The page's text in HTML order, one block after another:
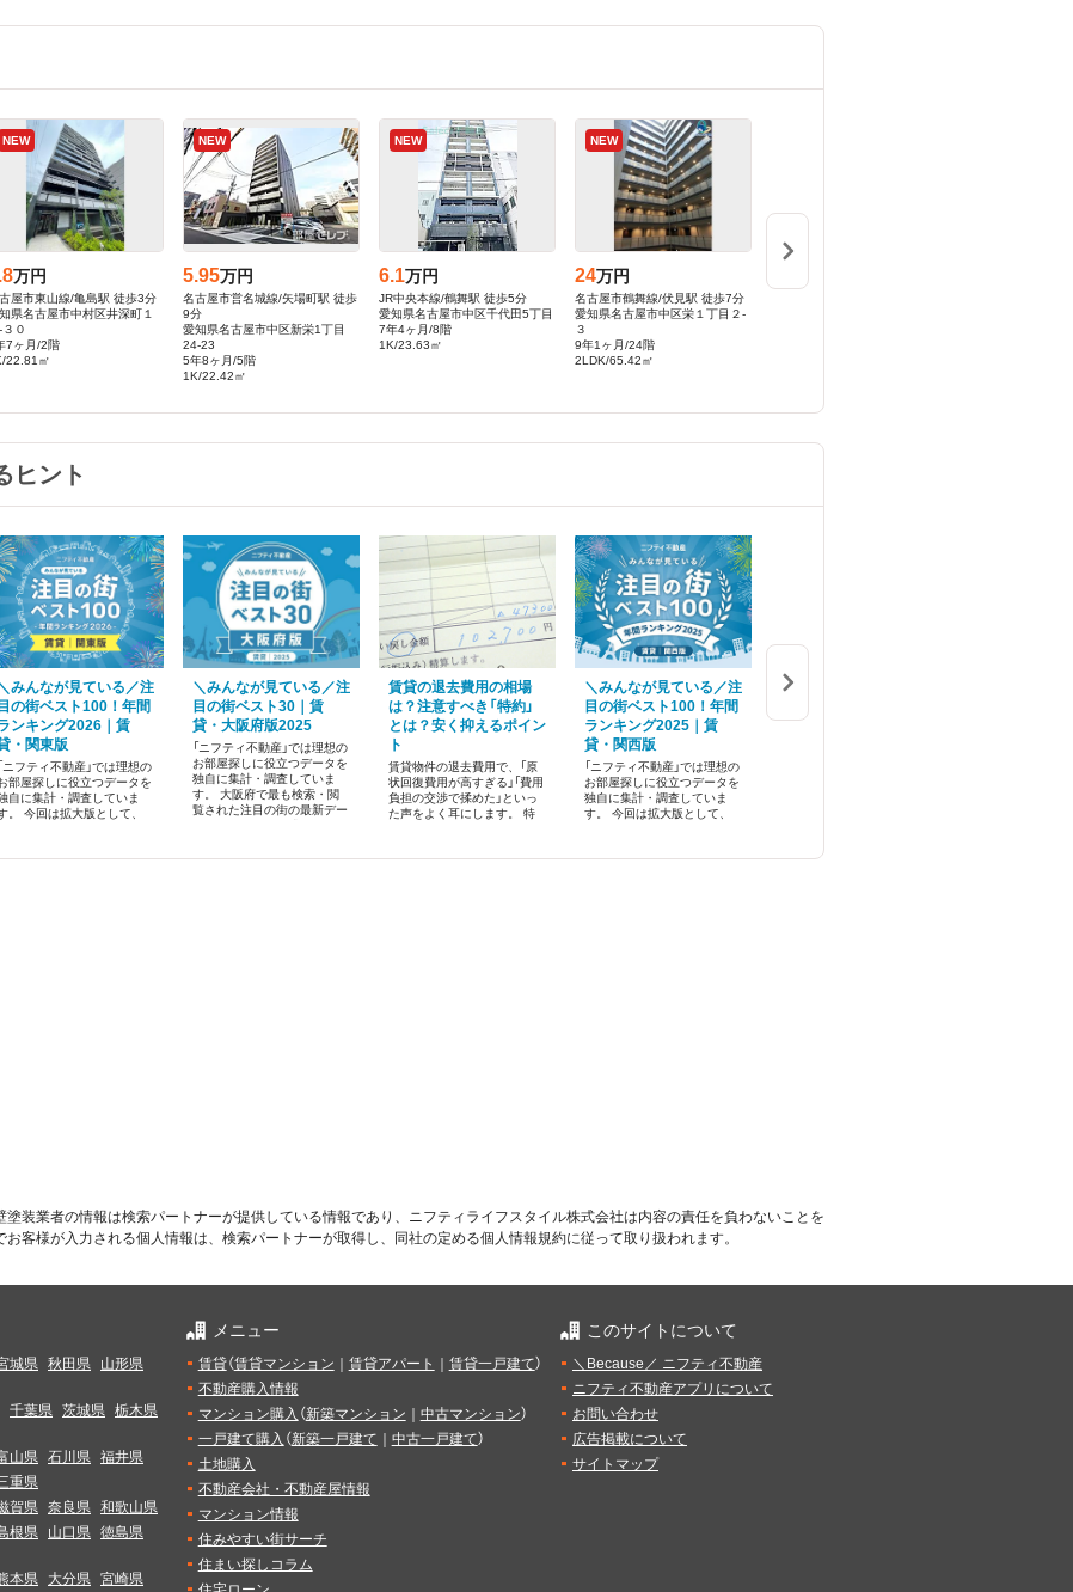
NEW
万円
屋市東山線/亀島駅 徒歩3分
県名古屋市中村区井深町１
３０
7ヶ月/2階
22.81㎡
NEW
5.95万円
名古屋市営名城線/矢場町駅 徒歩
9分
愛知県名古屋市中区新栄1丁目
24-23
5年8ヶ月/5階
1K/22.42㎡
NEW
6.1万円
JR中央本線/鶴舞駅 徒歩5分
愛知県名古屋市中区千代田5丁目
7年4ヶ月/8階
1K/23.63㎡
NEW
24万円
名古屋市鶴舞線/伏見駅 徒歩7分
愛知県名古屋市中区栄１丁目２-
３
9年1ヶ月/24階
2LDK/65.42㎡
ヒント
みんなが見ている／注
の街ベスト100！年間
ンキング2026｜賃
・関東版
「ニフティ不動産」では理想の
部屋探しに役立つデータを
自に集計・調査していま
。 今回は拡大版として、
間の検索・閲覧数が最も高
＼みんなが見ている／注
目の街ベスト30｜賃
貸・大阪府版2025
「ニフティ不動産」では理想の
お部屋探しに役立つデータを
独自に集計・調査していま
す。 大阪府で最も検索・閲
覧された注目の街の最新デー
や掲載物件情報数を一挙公開
賃貸の退去費用の相場
は？注意すべき「特約」
とは？安く抑えるポイン
ト
賃貸物件の退去費用で、「原
状回復費用が高すぎる」「費用
負担の交渉で揉めた」といっ
た声をよく耳にします。 特
定は、なかなか難しい問題で
＼みんなが見ている／注
目の街ベスト100！年間
ランキング2025｜賃
貸・関西版
「ニフティ不動産」では理想の
お部屋探しに役立つデータを
独自に集計・調査していま
す。 今回は拡大版として、
年間の検索・閲覧数が最も高
＼みんなが見ている／注
ランキング2025｜賃
年間の検索・閲覧数が最も高
装業者の情報は検索パートナーが提供している情報であり、ニフティライフスタイル株式会社は内容の責任を負わないことを
お客様が入力される個人情報は、検索パートナーが取得し、同社の定める個人情報規約に従って取り扱われます。
城県 秋田県
山形県
千葉県 茨城県
栃木県
山県 石川県
福井県
重県
賀県 奈良県
和歌山県
根県 山口県
徳島県
本県 大分県
宮崎県
メニュー
賃貸（賃貸マンション ｜ 賃貸アパート ｜ 賃貸一戸建て）
不動産購入情報
マンション購入 （新築マンション ｜ 中古マンション）
一戸建て購入 （新築一戸建て ｜ 中古一戸建て）
土地購入
不動産会社・不動産屋情報
マンション情報
住みやすい街サーチ
住まい探しコラム
このサイトについて
＼Because／ ニフティ不動産
ニフティ不動産アプリについて
お問い合わせ
広告掲載について
サイトマップ